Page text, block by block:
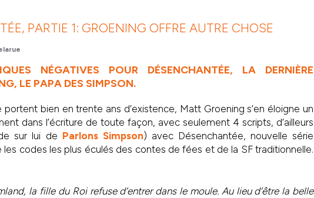
PARTIE 1: GROENING OFFRE AUTRE CHOSE
NÉGATIVES POUR DÉSENCHANTÉE, LA DERNIÈRE
LE PAPA DES SIMPSON.
bien en trente ans d’existence, Matt Groening s’en éloigne un
dans l’écriture de toute façon, avec seulement 4 scripts, d’ailleurs
sur lui de Parlons Simpson) avec Désenchantée, nouvelle série
codes les plus éculés des contes de fées et de la SF traditionnelle.
la fille du Roi refuse d’entrer dans le moule. Au lieu d’être la belle